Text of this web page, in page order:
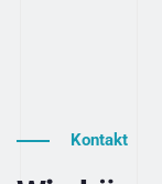
Kontakt